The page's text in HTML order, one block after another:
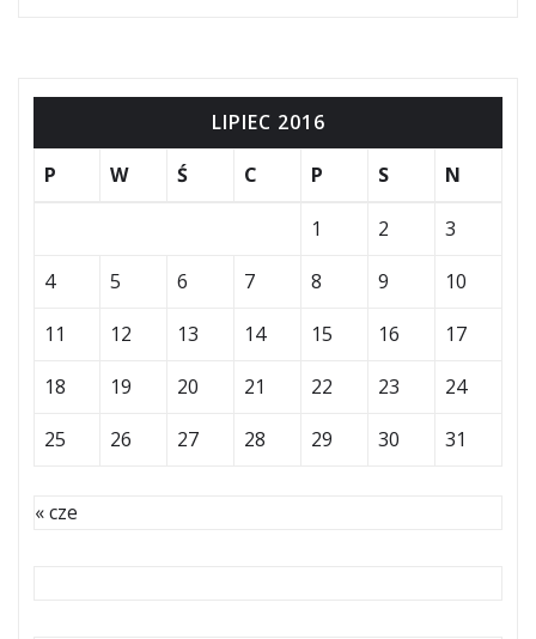
LIPIEC 2016
P
W Ś C P S N
1 2
3
4
5 6 7 8 9
10
11
12 13 14 15 16
17
18
19 20 21 22 23
24
25
26 27 28 29 30 31
« cze